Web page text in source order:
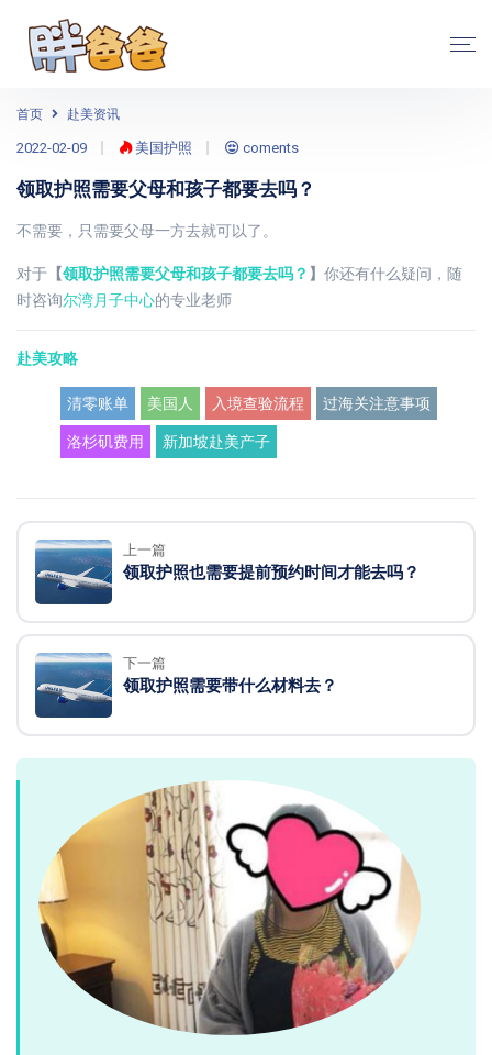
首页 赴美资讯
2022-02-09 美国护照 coments
领取护照需要父母和孩子都要去吗？
不需要，只需要父母一方去就可以了。
对于 【领取护照需要父母和孩子都要去吗？ 】 你还有什么疑问，随
时咨询尔湾月子中心的专业老师
赴美攻略
清零账单 美国人 入境查验流程 过海关注意事项
洛杉矶费用 新加坡赴美产子
上一篇
领取护照也需要提前预约时间才能去吗？
下一篇
领取护照需要带什么材料去？